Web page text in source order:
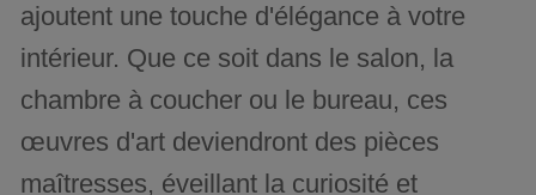
ajoutent une touche d'élégance à votre
intérieur. Que ce soit dans le salon, la
chambre à coucher ou le bureau, ces
œuvres d'art deviendront des pièces
maîtresses, éveillant la curiosité et